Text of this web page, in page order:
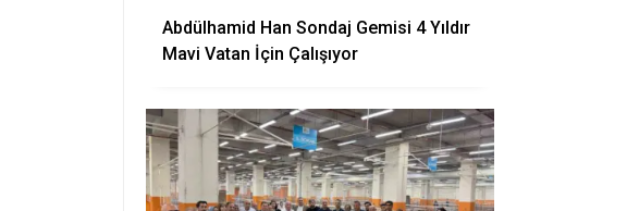
Abdülhamid Han Sondaj Gemisi 4 Yıldır
Mavi Vatan İçin Çalışıyor